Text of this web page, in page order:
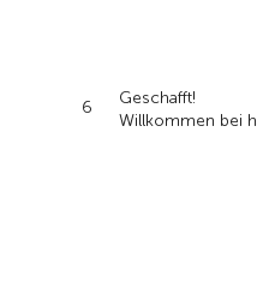
6
Geschafft!
Willkommen bei